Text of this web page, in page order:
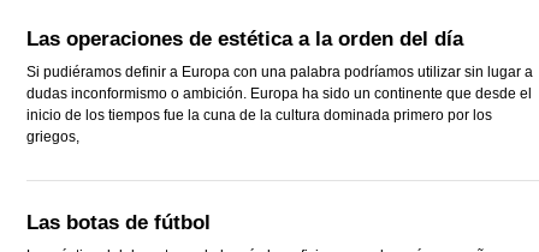
Las operaciones de estética a la orden del día
Si pudiéramos definir a Europa con una palabra podríamos utilizar sin lugar a
dudas inconformismo o ambición. Europa ha sido un continente que desde el
inicio de los tiempos fue la cuna de la cultura dominada primero por los
griegos,
Las botas de fútbol